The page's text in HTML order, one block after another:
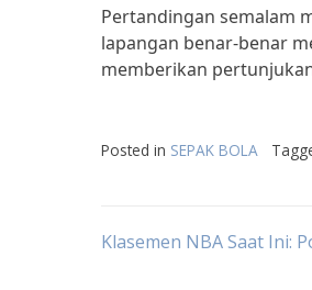
Pertandingan semalam
lapangan benar-benar
memberikan
Posted in SEPAK BOLA
Post
Klasemen NBA Saat Ini: